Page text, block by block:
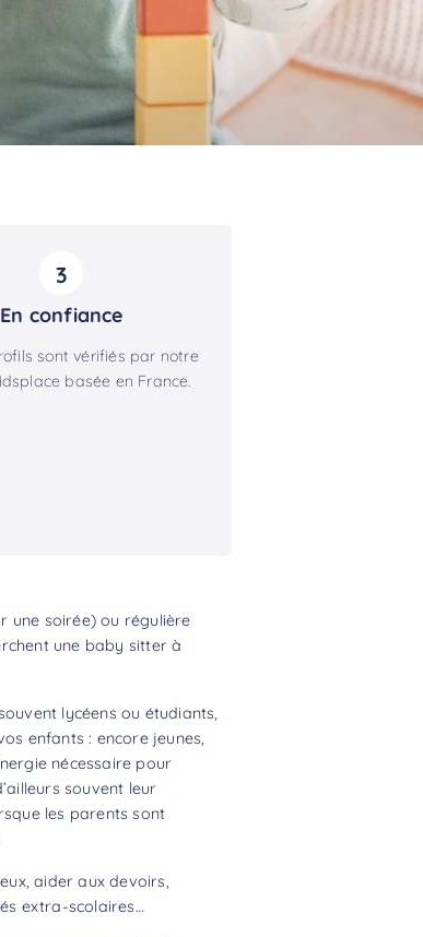
3
En confiance
sont vérifiés par notre
basée en France.
une soirée) ou régulière
une baby sitter à
lycéens ou étudiants,
enfants : encore jeunes,
nécessaire pour
souvent leur
les parents sont
aider aux devoirs,
extra-scolaires…